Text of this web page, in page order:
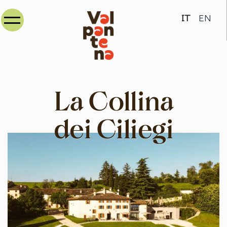
Seleziona
IT EN
La Collina
dei Ciliegi